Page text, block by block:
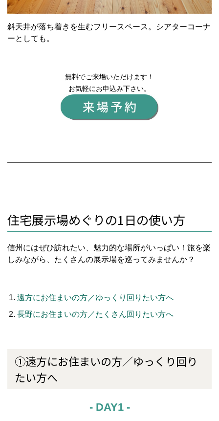
斜天井が落ち着きを生むフリースペース。シアターコーナ
ーとしても。
無料でご来場いただけます！
お気軽にお申込み下さい。
住宅展示場めぐりの1日の使い方
信州にはぜひ訪れたい、魅力的な場所がいっぱい！旅を楽
しみながら、たくさんの展示場を巡ってみませんか？
遠方にお住まいの方／ゆっくり回りたい方へ
長野にお住まいの方／たくさん回りたい方へ
①遠方にお住まいの方／ゆっくり回り
たい方へ
- DAY1 -